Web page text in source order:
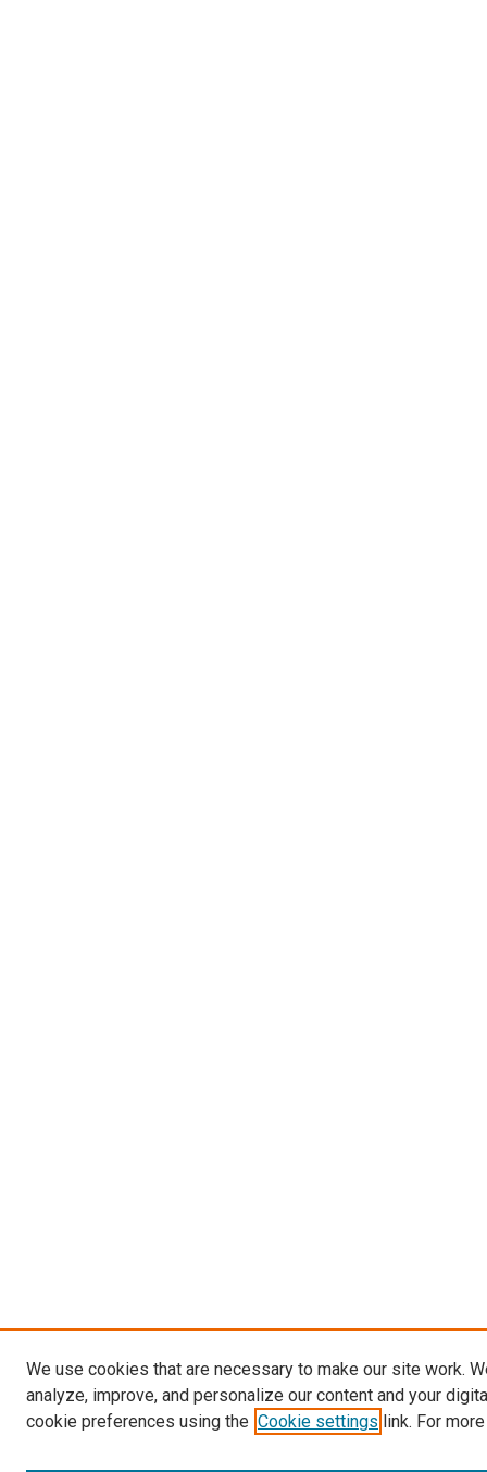
We use cookies that are necessary to make our site work.
analyze, improve, and personalize our content and your
cookie preferences using the Cookie settings link. For